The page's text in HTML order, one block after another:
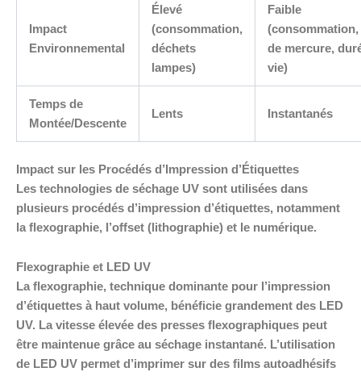
Impact
Environnemental
Élevé
(consommation,
déchets
lampes)
Faible
(consommation,
de mercure,
vie)
Temps de
Montée/Descente
Lents Instantanés
Impact sur les Procédés d’Impression d’Étiquettes
Les technologies de séchage UV sont utilisées dans
plusieurs procédés d’impression d’étiquettes, notamment
la flexographie, l’offset (lithographie) et le numérique.
Flexographie et LED UV
La flexographie, technique dominante pour l’impression
d’étiquettes à haut volume, bénéficie grandement des LED
UV. La vitesse élevée des presses flexographiques peut
être maintenue grâce au séchage instantané. L’utilisation
de LED UV permet d’imprimer sur des films autoadhésifs